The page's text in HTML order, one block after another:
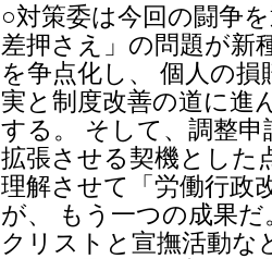
○対策委は今回の闘争
差押さえ」の問題が新
を争点化し、 個人の
実と制度改善の道に進
する。 そして、調整
拡張させる契機とした
理解させて「労働行政
が、 もう一つの成果
クリストと宣撫活動な